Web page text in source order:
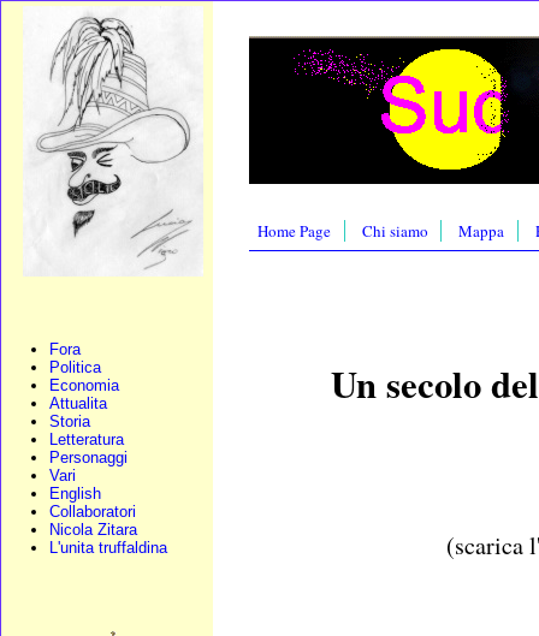
Fora
Politica
Economia
Attualita
Storia
Letteratura
Personaggi
Vari
English
Collaboratori
Nicola Zitara
L'unita truffaldina
Home Page Chi siamo Mappa
Un secolo
(scarica